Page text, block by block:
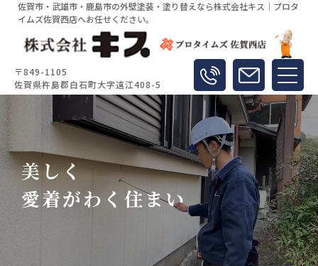
佐賀市・武雄市・鹿島市の外壁塗装・塗り替えなら株式会社キス｜プロタ
イムズ佐賀西店へお任せください。
〒849-1105
佐賀県杵島郡白石町大字遠江408-5
美しく
愛着がわく住まい